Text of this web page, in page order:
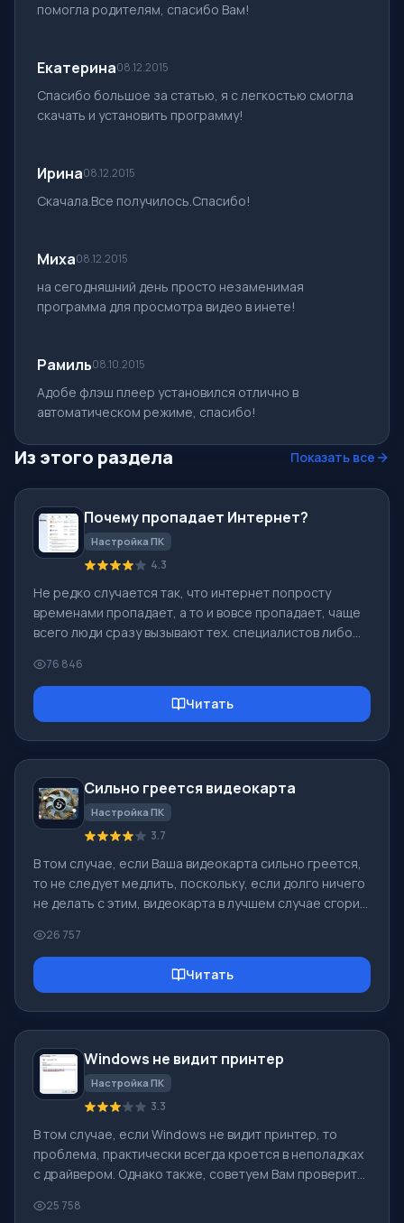
помогла родителям, спасибо Вам!
Екатерина08.12.2015
Спасибо большое за статью, я с легкостью смогла
скачать и установить программу!
Ирина08.12.2015
Скачала.Все получилось.Спасибо!
Миха08.12.2015
на сегодняшний день просто незаменимая
программа для просмотра видео в инете!
Рамиль08.10.2015
Адобе флэш плеер установился отлично в
автоматическом режиме, спасибо!
Из этого раздела Показать все
Почему пропадает Интернет?
Настройка ПК
4.3
Не редко случается так, что интернет попросту
временами пропадает, а то и вовсе пропадает, чаще
всего люди сразу вызывают тех. специалистов либо
провайдера, однако часто проблема заключается в
какой-либо мелочи, которую можно решить без
проблем самостоятельно! Во первых: следует
подключается и Windows сообщает о том, что все
отлично, одна
76 846
Читать
Сильно греется видеокарта
Настройка ПК
3.7
В том случае, если Ваша видеокарта сильно греется,
то не следует медлить, поскольку, если долго ничего
не делать с этим, видеокарта в лучшем случае сгорит,
загорается синим пламенем, причиняя вред всему
компьютеру. Перегрев - это очень опасно, помните
это! Почему у Вас вообще греется видеокарта? Чаще
лучше, установить
26 757
Читать
Windows не видит принтер
Настройка ПК
3.3
В том случае, если Windows не видит принтер, то
проблема, практически всегда кроется в неполадках
с драйвером. Однако также, советуем Вам проверить
компьютером, а также исправность самого принтера.
25 758